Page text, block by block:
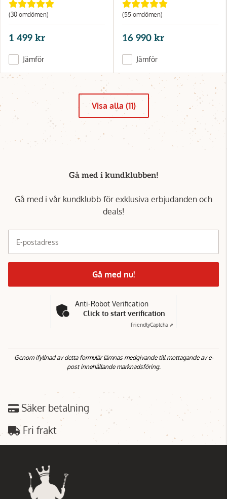
(30 omdömen)
1 499 kr
Jämför
(55 omdömen)
16 990 kr
Jämför
Visa alla (11)
Gå med i kundklubben!
Gå med i vår kundklubb för exklusiva erbjudanden och
deals!
E-postadress
Gå med nu!
Anti-Robot Verification
Click to start verification
FriendlyCaptcha ⇗
Genom ifyllnad av detta formulär lämnas medgivande till mottagande av e-
post innehållande marknadsföring.
Säker betalning
Fri frakt